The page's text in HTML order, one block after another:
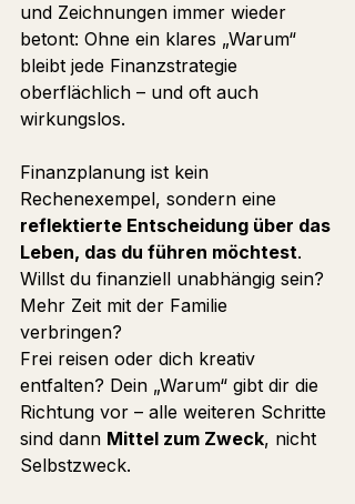
und Zeichnungen immer wieder
betont: Ohne ein klares „Warum“
bleibt jede Finanzstrategie
oberflächlich – und oft auch
wirkungslos.
Finanzplanung ist kein
Rechenexempel, sondern eine
reflektierte Entscheidung über das
Leben, das du führen möchtest.
Willst du finanziell unabhängig sein?
Mehr Zeit mit der Familie
verbringen?
Frei reisen oder dich kreativ
entfalten? Dein „Warum“ gibt dir die
Richtung vor – alle weiteren Schritte
sind dann Mittel zum Zweck, nicht
Selbstzweck.